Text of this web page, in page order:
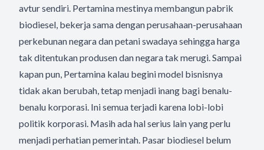
avtur sendiri. Pertamina mestinya membangun pabrik
biodiesel, bekerja sama dengan perusahaan-perusahaan
perkebunan negara dan petani swadaya sehingga harga
tak ditentukan produsen dan negara tak merugi. Sampai
kapan pun, Pertamina kalau begini model bisnisnya
tidak akan berubah, tetap menjadi inang bagi benalu-
benalu korporasi. Ini semua terjadi karena lobi-lobi
politik korporasi. Masih ada hal serius lain yang perlu
menjadi perhatian pemerintah. Pasar biodiesel belum